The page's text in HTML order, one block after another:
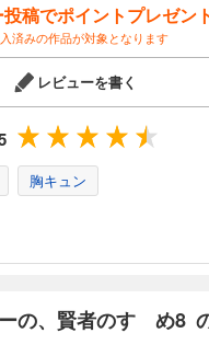
者アズリーの、賢者のすゝめ
込)
を表示する
アズリーの、賢者のすゝめ最
稿でポイントプレゼン
済みの作品が対象となります
レビューを書く
胸キュン
の、賢者のすゝめ8